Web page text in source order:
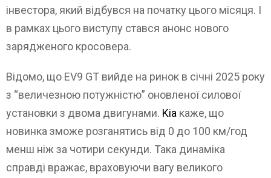
інвестора, який відбувся на початку цього місяця. І
в рамках цього виступу стався анонс нового
зарядженого кросовера.
Відомо, що EV9 GT вийде на ринок в січні 2025 року
з “величезною потужністю” оновленої силової
установки з двома двигунами. Kia каже, що
новинка зможе розганятись від 0 до 100 км/год
менш ніж за чотири секунди. Така динаміка
справді вражає, враховуючи вагу великого